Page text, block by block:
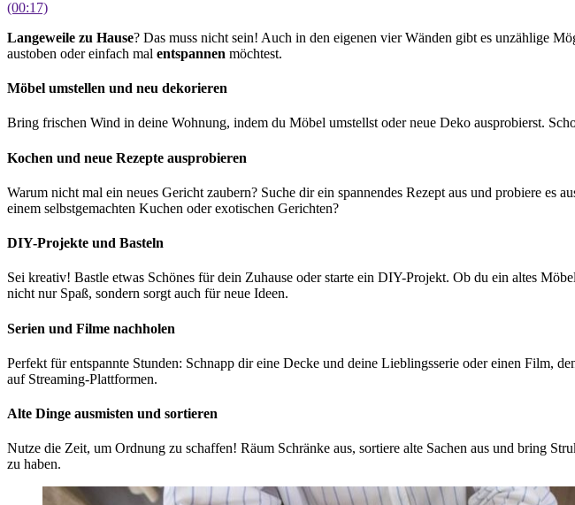
(00:17)
Langeweile zu Hause? Das muss nicht sein! Auch in den eigenen vier Wänden gibt es unzählige
austoben oder einfach mal entspannen möchtest.
Möbel umstellen und neu dekorieren
Bring frischen Wind in deine Wohnung, indem du Möbel umstellst oder neue Deko ausprobierst.
Kochen und neue Rezepte ausprobieren
Warum nicht mal ein neues Gericht zaubern? Suche dir ein spannendes Rezept aus und probiere
einem selbstgemachten Kuchen oder exotischen Gerichten?
DIY-Projekte und Basteln
Sei kreativ! Bastle etwas Schönes für dein Zuhause oder starte ein DIY-Projekt. Ob du ein altes
nicht nur Spaß, sondern sorgt auch für neue Ideen.
Serien und Filme nachholen
Perfekt für entspannte Stunden: Schnapp dir eine Decke und deine Lieblingsserie oder einen Film,
auf Streaming-Plattformen.
Alte Dinge ausmisten und sortieren
Nutze die Zeit, um Ordnung zu schaffen! Räum Schränke aus, sortiere alte Sachen aus und bring
zu haben.